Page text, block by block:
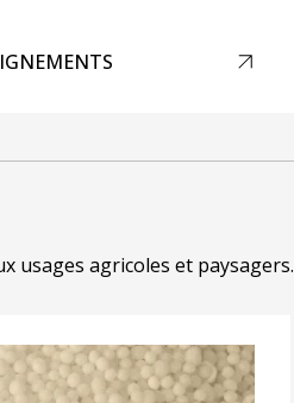
usages agricoles et paysagers.